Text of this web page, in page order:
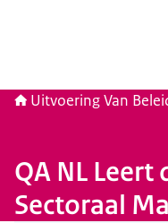
Uitvoering Van
QA NL
Sectoraal